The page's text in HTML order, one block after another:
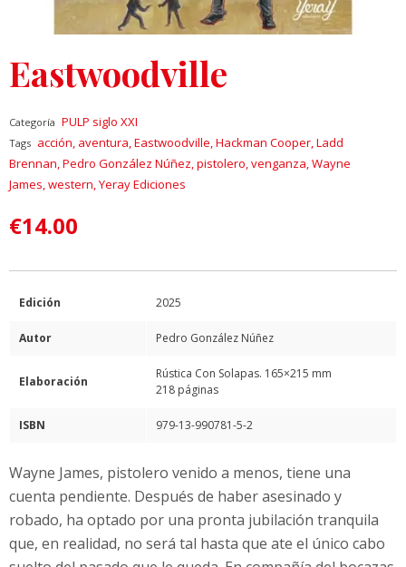
Eastwoodville
Categoría PULP siglo XXI
Tags acción, aventura,Eastwoodville,Hackman Cooper,Ladd
Brennan,Pedro González Núñez,pistolero,venganza,Wayne
James,western,Yeray Ediciones
€14.00
Edición 2025
Autor Pedro González Núñez
Elaboración
Rústica Con Solapas. 165×215 mm
218 páginas
ISBN 979-13-990781-5-2
Wayne James, pistolero venido a menos, tiene una
cuenta pendiente. Después de haber asesinado y
robado, ha optado por una pronta jubilación tranquila
que, en realidad, no será tal hasta que ate el único cabo